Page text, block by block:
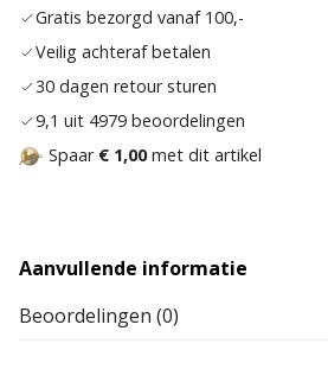
Gratis bezorgd vanaf 100,-
Veilig achteraf betalen
30 dagen retour sturen
9,1 uit 4979 beoordelingen
Spaar € 1,00met dit artikel
Aanvullende informatie
Beoordelingen (0)